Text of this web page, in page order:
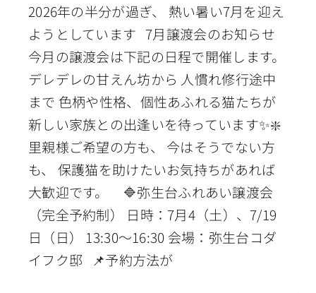
2026年の半分が過ぎ、 熱い暑い7月を迎え
ようとしています 7月譲渡会のお知らせ
今月の譲渡会は下記の日程で開催します。
デレデレの甘えん坊から 人慣れ修行途中
まで 色柄や性格、個性あふれる猫たちが
新しい家族との出逢いを待っています✨❇️
里親様ご希望の方も、 今はそうでない方
も、 保護猫を助けたいお気持ちがあれば
大歓迎です。 🔷弥生台ふれあい譲渡会
（完全予約制） 日時：7月4（土）、7/19
日（日） 13:30〜16:30 会場：弥生台コダ
イフク邸 📌予約方法が